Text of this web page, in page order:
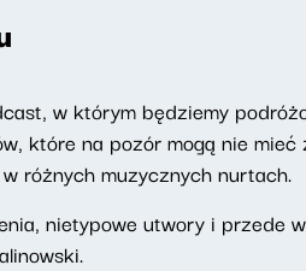
w którym będziemy
które na pozór mogą nie
różnych muzycznych nurtach.
nietypowe utwory i przede